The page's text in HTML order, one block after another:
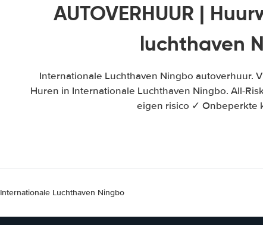
AUTOVERHUUR |
luchthaven
Internationale Luchthaven Ningbo autoverhuur.
Huren in Internationale Luchthaven Ningbo. All-
eigen risico ✓ Onbeperkte
Internationale Luchthaven Ningbo